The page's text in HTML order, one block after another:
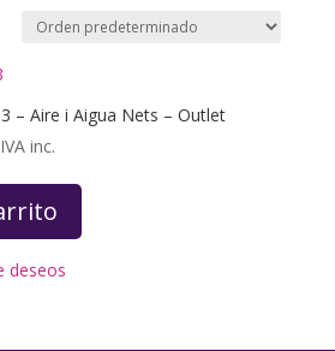
– Aire i Aigua Nets – Outlet
actual
IVA inc.
deseos